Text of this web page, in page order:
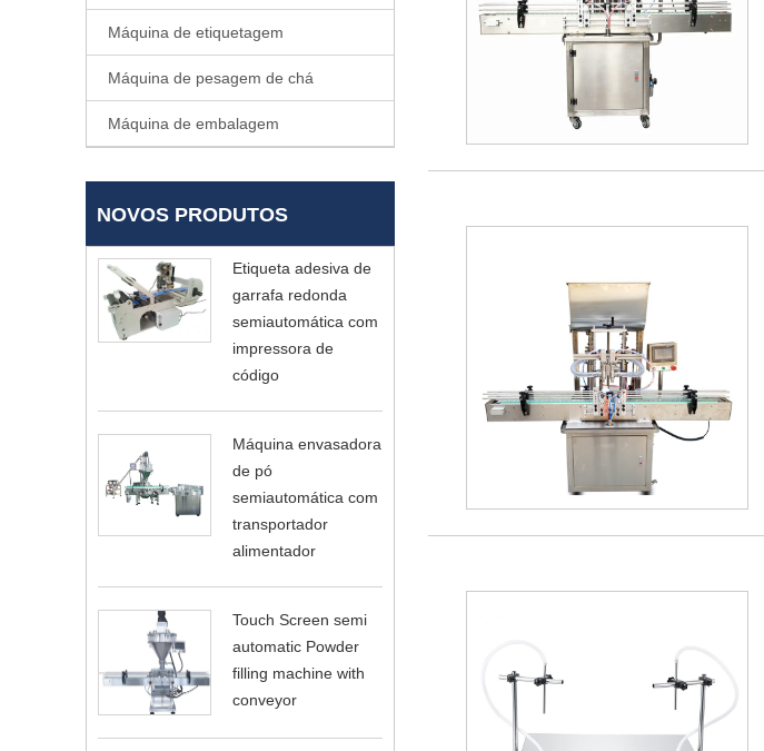
Máquina de etiquetagem
Máquina de pesagem de chá
Máquina de embalagem
NOVOS PRODUTOS
Etiqueta adesiva de
garrafa redonda
semiautomática com
impressora de
código
Máquina envasadora
de pó
semiautomática com
transportador
alimentador
Touch Screen semi
automatic Powder
filling machine with
conveyor